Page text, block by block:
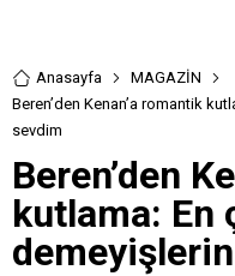
Anasayfa
MAGAZİN
Beren’den Kenan’a romantik
sevdim
Beren’den
kutlama: En